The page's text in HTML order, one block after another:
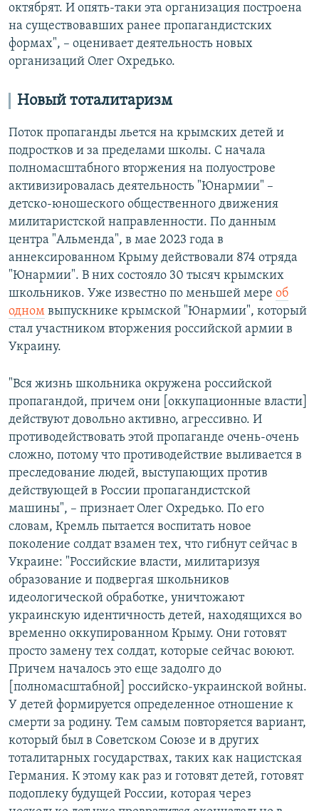
октябрят. И опять-таки эта организация построена
на существовавших ранее пропагандистских
формах", – оценивает деятельность новых
организаций Олег Охредько.
Новый тоталитаризм
Поток пропаганды льется на крымских детей и
подростков и за пределами школы. С начала
полномасштабного вторжения на полуострове
активизировалась деятельность "Юнармии" –
детско-юношеского общественного движения
милитаристской направленности. По данным
центра "Альменда", в мае 2023 года в
аннексированном Крыму действовали 874 отряда
"Юнармии". В них состояло 30 тысяч крымских
школьников. Уже известно по меньшей мере об
одном выпускнике крымской "Юнармии", который
стал участником вторжения российской армии в
Украину.
"Вся жизнь школьника окружена российской
пропагандой, причем они [оккупационные власти]
действуют довольно активно, агрессивно. И
противодействовать этой пропаганде очень-очень
сложно, потому что противодействие выливается в
преследование людей, выступающих против
действующей в России пропагандистской
машины", – признает Олег Охредько. По его
словам, Кремль пытается воспитать новое
поколение солдат взамен тех, что гибнут сейчас в
Украине: "Российские власти, милитаризуя
образование и подвергая школьников
идеологической обработке, уничтожают
украинскую идентичность детей, находящихся во
временно оккупированном Крыму. Они готовят
просто замену тех солдат, которые сейчас воюют.
Причем началось это еще задолго до
[полномасштабной] российско-украинской войны.
У детей формируется определенное отношение к
смерти за родину. Тем самым повторяется вариант,
который был в Советском Союзе и в других
тоталитарных государствах, таких как нацистская
Германия. К этому как раз и готовят детей, готовят
подоплеку будущей России, которая через